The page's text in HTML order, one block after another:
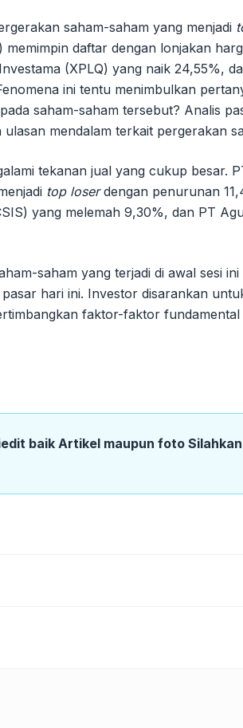
saham-saham yang menjadi
daftar dengan lonjakan
(XPLQ) yang naik 24,55%,
ini tentu menimbulkan
saham-saham tersebut? Analis
mendalam terkait pergerakan
tekanan jual yang cukup besar.
top loserdengan penurunan
yang melemah 9,30%, dan PT
saham yang terjadi di awal sesi
hari ini. Investor disarankan
faktor-faktor fundamental
baik Artikel maupun foto Silahkan